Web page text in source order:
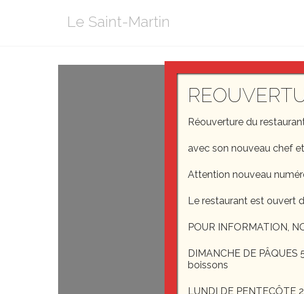
Le Saint-Martin
Réouverture du
avec son nouveau chef
Attention nouveau
Le restaurant est ouvert
POUR INFORMATION,
DIMANCHE DE
boissons
LUNDI DE PENTECÔTE